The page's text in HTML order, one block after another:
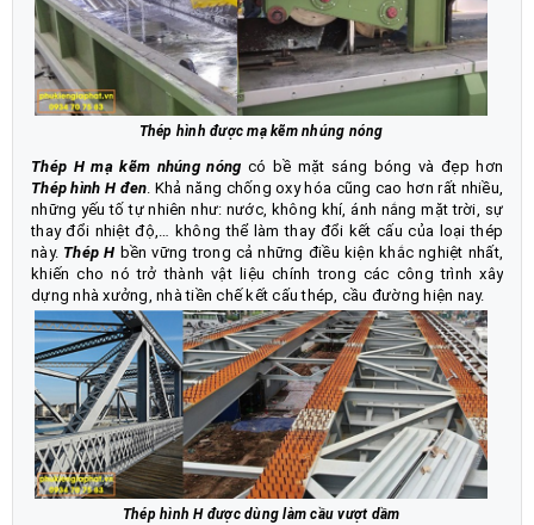
Thép hình được mạ kẽm nhúng nóng
Thép H mạ kẽm nhúng nóng có bề mặt sáng bóng và đẹp hơn
Thép hình H đen. Khả năng chống oxy hóa cũng cao hơn rất nhiều,
những yếu tố tự nhiên như: nước, không khí, ánh nắng mặt trời, sự
thay đổi nhiệt độ,… không thể làm thay đổi kết cấu của loại thép
này. Thép H bền vững trong cả những điều kiện khắc nghiệt nhất,
khiến cho nó trở thành vật liệu chính trong các công trình xây
dựng nhà xưởng, nhà tiền chế kết cấu thép, cầu đường hiện nay.
Thép hình H được dùng làm cầu vượt dầm